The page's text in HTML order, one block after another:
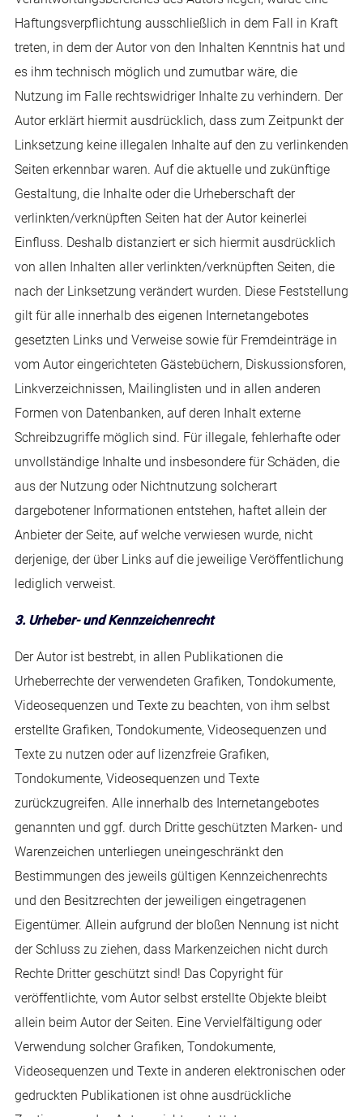
Haftungsverpflichtung ausschließlich in dem Fall in Kraft
treten, in dem der Autor von den Inhalten Kenntnis hat und
es ihm technisch möglich und zumutbar wäre, die
Nutzung im Falle rechtswidriger Inhalte zu verhindern. Der
Autor erklärt hiermit ausdrücklich, dass zum Zeitpunkt der
Linksetzung keine illegalen Inhalte auf den zu verlinkenden
Seiten erkennbar waren. Auf die aktuelle und zukünftige
Gestaltung, die Inhalte oder die Urheberschaft der
verlinkten/verknüpften Seiten hat der Autor keinerlei
Einfluss. Deshalb distanziert er sich hiermit ausdrücklich
von allen Inhalten aller verlinkten/verknüpften Seiten, die
nach der Linksetzung verändert wurden. Diese Feststellung
gilt für alle innerhalb des eigenen Internetangebotes
gesetzten Links und Verweise sowie für Fremdeinträge in
vom Autor eingerichteten Gästebüchern, Diskussionsforen,
Linkverzeichnissen, Mailinglisten und in allen anderen
Formen von Datenbanken, auf deren Inhalt externe
Schreibzugriffe möglich sind. Für illegale, fehlerhafte oder
unvollständige Inhalte und insbesondere für Schäden, die
aus der Nutzung oder Nichtnutzung solcherart
dargebotener Informationen entstehen, haftet allein der
Anbieter der Seite, auf welche verwiesen wurde, nicht
derjenige, der über Links auf die jeweilige Veröffentlichung
lediglich verweist.
3. Urheber- und Kennzeichenrecht
Der Autor ist bestrebt, in allen Publikationen die
Urheberrechte der verwendeten Grafiken, Tondokumente,
Videosequenzen und Texte zu beachten, von ihm selbst
erstellte Grafiken, Tondokumente, Videosequenzen und
Texte zu nutzen oder auf lizenzfreie Grafiken,
Tondokumente, Videosequenzen und Texte
zurückzugreifen. Alle innerhalb des Internetangebotes
genannten und ggf. durch Dritte geschützten Marken- und
Warenzeichen unterliegen uneingeschränkt den
Bestimmungen des jeweils gültigen Kennzeichenrechts
und den Besitzrechten der jeweiligen eingetragenen
Eigentümer. Allein aufgrund der bloßen Nennung ist nicht
der Schluss zu ziehen, dass Markenzeichen nicht durch
Rechte Dritter geschützt sind! Das Copyright für
veröffentlichte, vom Autor selbst erstellte Objekte bleibt
allein beim Autor der Seiten. Eine Vervielfältigung oder
Verwendung solcher Grafiken, Tondokumente,
Videosequenzen und Texte in anderen elektronischen oder
gedruckten Publikationen ist ohne ausdrückliche